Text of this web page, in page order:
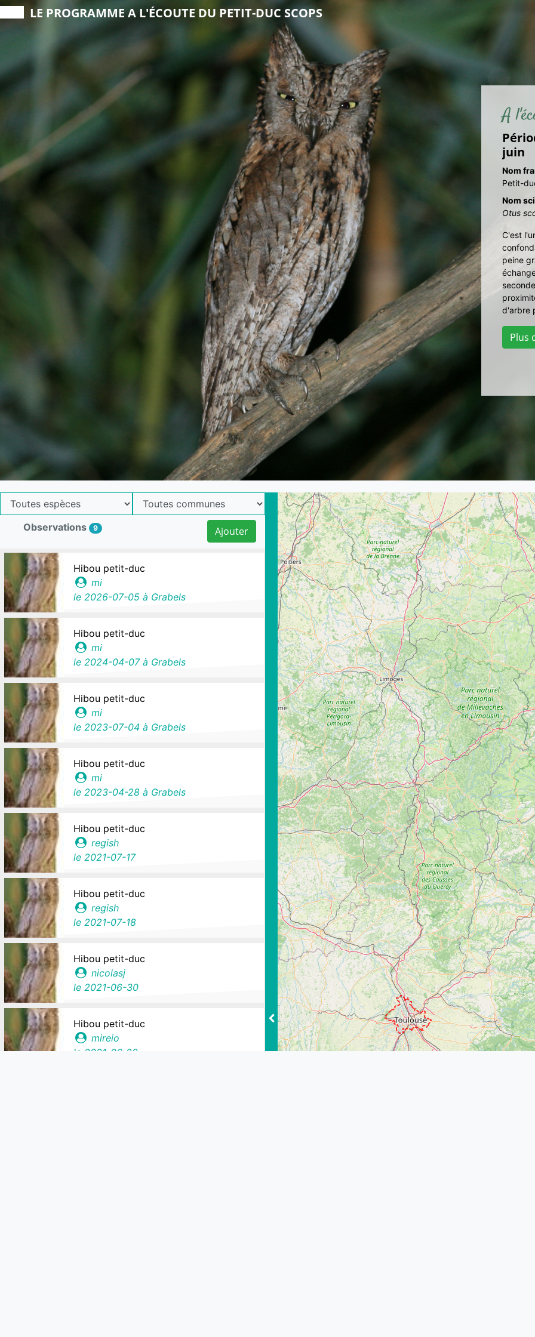
LE PROGRAMMEA L'ÉCOUTE DU PETIT-DUC SCOPS
A
juin
Nom
Petit-
Nom
Otus
C'est
peine
d'arbre
Plus
Observations 9 Ajouter
Hibou petit-duc
mi
le 2026-07-05 à Grabels
Hibou petit-duc
mi
le 2024-04-07à Grabels
Hibou petit-duc
mi
le 2023-07-04 à Grabels
Hibou petit-duc
mi
le 2023-04-28 à Grabels
Hibou petit-duc
regish
le 2021-07-17
Hibou petit-duc
regish
le 2021-07-18
Hibou petit-duc
nicolasj
le 2021-06-30
Hibou petit-duc
mireio
le 2021-06-28